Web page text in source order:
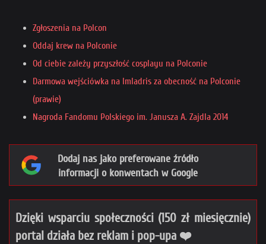
Zgłoszenia na Polcon
Oddaj krew na Polconie
Od ciebie zależy przyszłość cosplayu na Polconie
Darmowa wejściówka na Imladris za obecność na Polconie
(prawie)
Nagroda Fandomu Polskiego im. Janusza A. Zajdla 2014
Dodaj nas jako preferowane źródło
informacji o konwentach w Google
Dzięki wsparciu społeczności (150 zł miesięcznie)
portal działa bez reklam i pop-upa ❤️